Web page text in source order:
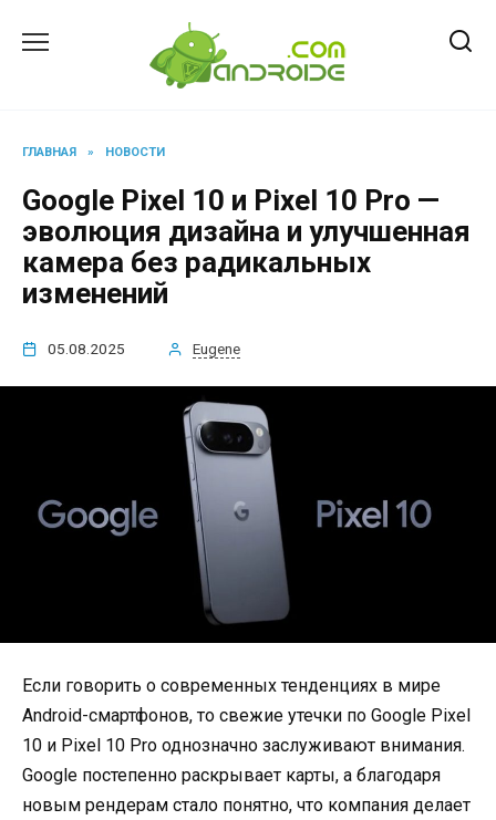
ГЛАВНАЯ » НОВОСТИ
Google Pixel 10 и Pixel 10 Pro —
эволюция дизайна и улучшенная
камера без радикальных
изменений
05.08.2025 Eugene
Если говорить о современных тенденциях в мире
Android-смартфонов, то свежие утечки по Google Pixel
10 и Pixel 10 Pro однозначно заслуживают внимания.
Google постепенно раскрывает карты, а благодаря
новым рендерам стало понятно, что компания делает